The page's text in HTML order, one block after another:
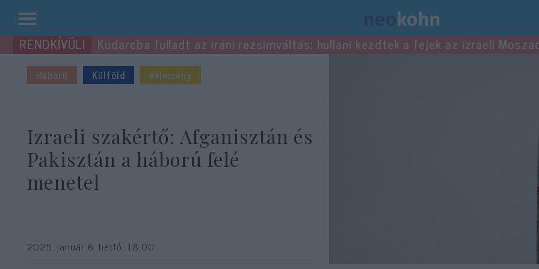
Kilépés
a
tartalomba
Kudarcba fulladt az iráni rezsimváltás: hullani kezdtek a fejek az izraeli
Háború Külföld Vélemény
Izraeli szakértő: Afganisztán és
Pakisztán a háború felé
menetel
2025. január 6. hétfő, 18:00